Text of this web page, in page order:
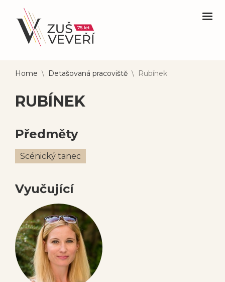
Home \ Detašovaná pracoviště \ Rubínek
RUBÍNEK
Předměty
Scénický tanec
Vyučující